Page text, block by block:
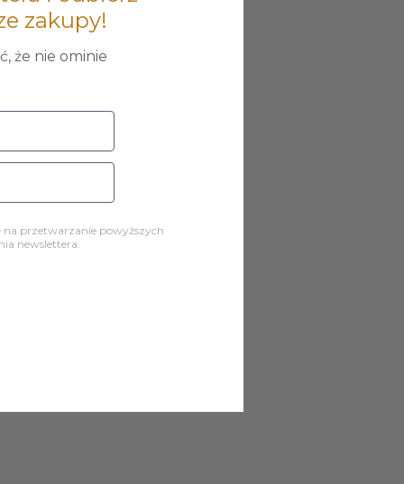
zakupy!
że nie ominie
przetwarzanie powyższych
newslettera.